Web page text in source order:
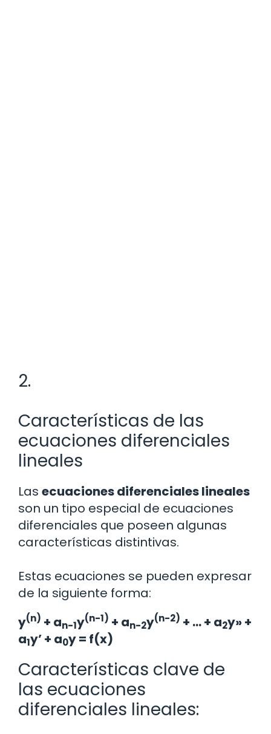
2.
Características de las
ecuaciones diferenciales
lineales
Las ecuaciones diferenciales lineales
son un tipo especial de ecuaciones
diferenciales que poseen algunas
características distintivas.
Estas ecuaciones se pueden expresar
de la siguiente forma:
y(n) + an-1y(n-1) + an-2y(n-2) + … + a2y» +
a1y’ + a0y = f(x)
Características clave de
las ecuaciones
diferenciales lineales: